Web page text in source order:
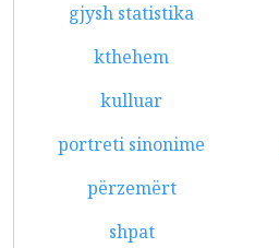
gjysh statistika
kthehem
kulluar
portreti sinonime
përzemërt
shpat